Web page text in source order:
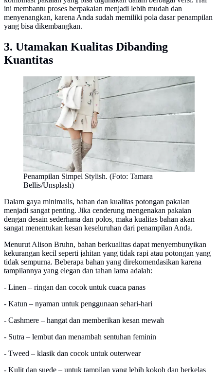
ini membantu proses berpakaian menjadi lebih mudah dan
menyenangkan, karena Anda sudah memiliki pola dasar penampilan
yang bisa dikembangkan.
3. Utamakan Kualitas Dibanding
Kuantitas
Penampilan Simpel Stylish. (Foto: Tamara
Bellis/Unsplash)
Dalam gaya minimalis, bahan dan kualitas potongan pakaian
menjadi sangat penting. Jika cenderung mengenakan pakaian
dengan desain sederhana dan polos, maka kualitas bahan akan
sangat menentukan kesan keseluruhan dari penampilan Anda.
Menurut Alison Bruhn, bahan berkualitas dapat menyembunyikan
kekurangan kecil seperti jahitan yang tidak rapi atau potongan yang
tidak sempurna. Beberapa bahan yang direkomendasikan karena
tampilannya yang elegan dan tahan lama adalah:
- Linen – ringan dan cocok untuk cuaca panas
- Katun – nyaman untuk penggunaan sehari-hari
- Cashmere – hangat dan memberikan kesan mewah
- Sutra – lembut dan menambah sentuhan feminin
- Tweed – klasik dan cocok untuk outerwear
- Kulit dan suede – untuk tampilan yang lebih kokoh dan berkelas